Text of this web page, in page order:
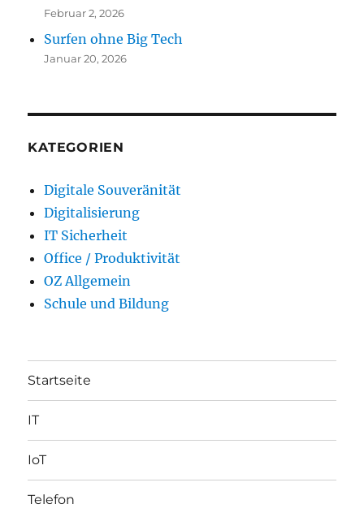
Februar 2, 2026
Surfen ohne Big Tech
Januar 20, 2026
KATEGORIEN
Digitale Souveränität
Digitalisierung
IT Sicherheit
Office / Produktivität
OZ Allgemein
Schule und Bildung
Startseite
IT
IoT
Telefon